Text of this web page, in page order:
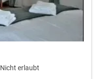
Nicht erlaubt